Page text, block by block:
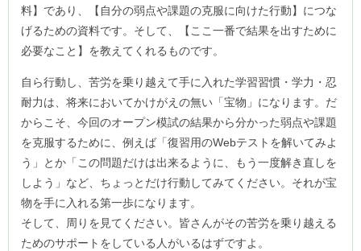
料】であり、【自分の弱点や課題の克服に向けた行動】につな
げるための資料です。そして、【ここ一番で結果を出すために
必要なこと】を教えてくれるものです。
自ら行動し、苦労を乗り越えて手に入れた学習習慣・学力・忍
耐力は、将来においてかけがえの無い「宝物」になります。だ
からこそ、今回のオープン模試の結果から分かった弱点や課題
を克服するために、例えば「復習用のWebテストを解いてみよ
う」とか「この問題だけは出来るように、もう一度解き直しを
しよう」など、ちょっとだけ行動してみてください。それが宝
物を手に入れる第一歩になります。
そして、周りを見てください。皆さんがその苦労を乗り越える
ためのサポートをしている人がいるはずですよ。